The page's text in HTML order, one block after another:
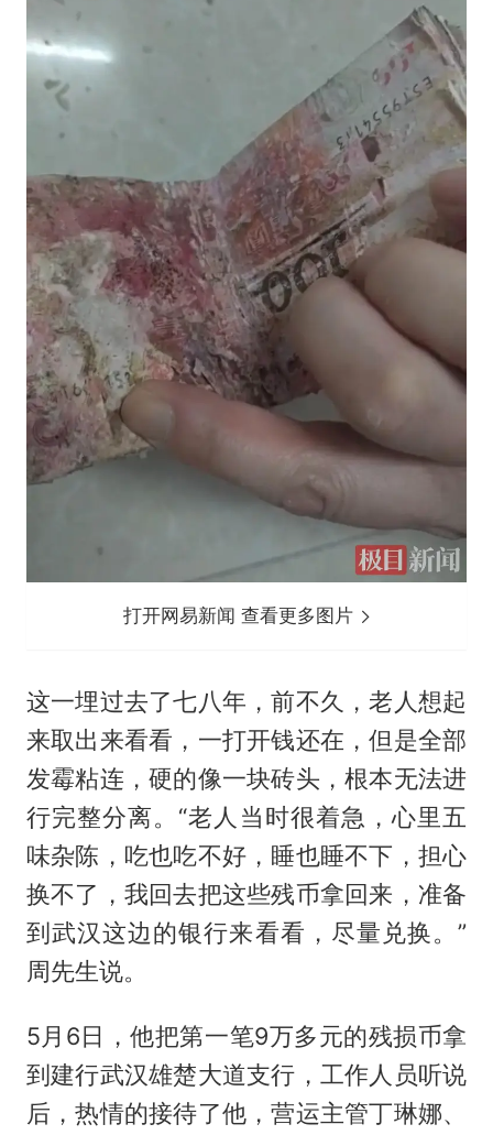
打开网易新闻 查看更多图片
这一埋过去了七八年，前不久，老人想起
来取出来看看，一打开钱还在，但是全部
发霉粘连，硬的像一块砖头，根本无法进
行完整分离。“老人当时很着急，心里五
味杂陈，吃也吃不好，睡也睡不下，担心
换不了，我回去把这些残币拿回来，准备
到武汉这边的银行来看看，尽量兑换。”
周先生说。
5月6日，他把第一笔9万多元的残损币拿
到建行武汉雄楚大道支行，工作人员听说
后，热情的接待了他，营运主管丁琳娜、